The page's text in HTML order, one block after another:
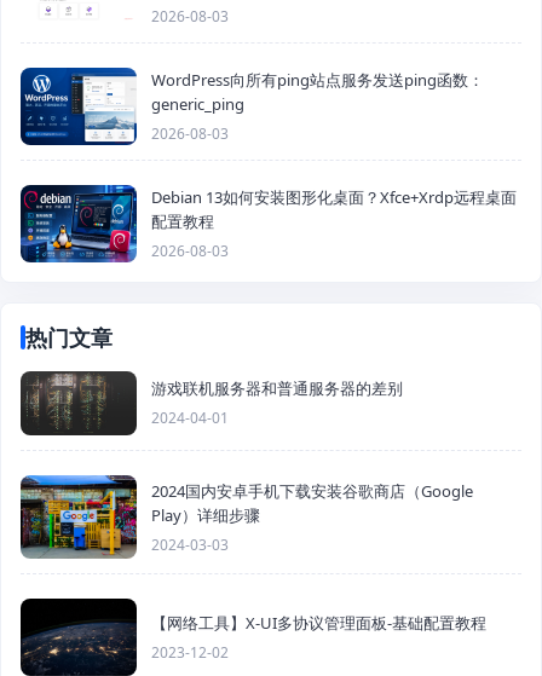
2026-08-03
WordPress向所有ping站点服务发送ping函数：
generic_ping
2026-08-03
Debian 13如何安装图形化桌面？Xfce+Xrdp远程桌面
配置教程
2026-08-03
热门文章
游戏联机服务器和普通服务器的差别
2024-04-01
2024国内安卓手机下载安装谷歌商店（Google
Play）详细步骤
2024-03-03
【网络工具】X-UI多协议管理面板-基础配置教程
2023-12-02